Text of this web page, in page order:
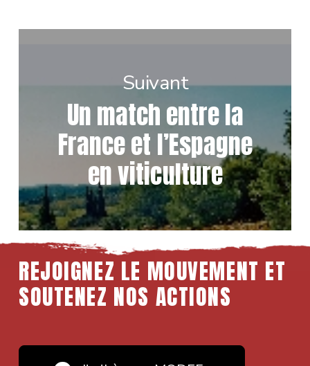
Suivant
Un match entre la
France et l’Espagne
en viticulture
REJOIGNEZ LE MOUVEMENT ET
SOUTENEZ NOS ACTIONS